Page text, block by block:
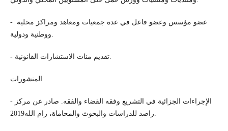
- عضو مؤسس وعضو فاعل في عدة جمعيات ومعاهد ومراكز محلية
- تقديم مئات الاستشارات القانونية.
المنشورات
- الإجراءات الجزائية في التشريع وفقه القضاء والفقه. صادر عن مركز